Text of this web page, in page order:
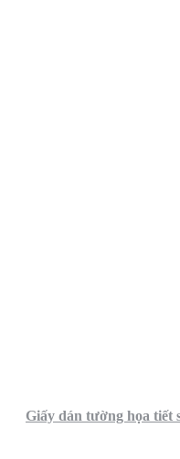
Giấy dán tường họa tiết